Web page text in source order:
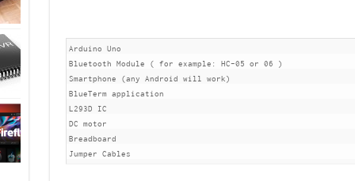
Arduino Uno
Bluetooth Module ( for example: HC-05 or 06 )
Smartphone (any Android will work)
BlueTerm application
L293D IC
DC motor
Breadboard